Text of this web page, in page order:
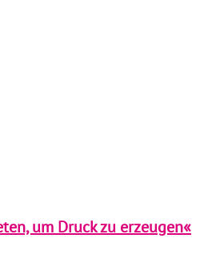
um Druck zu erzeugen«